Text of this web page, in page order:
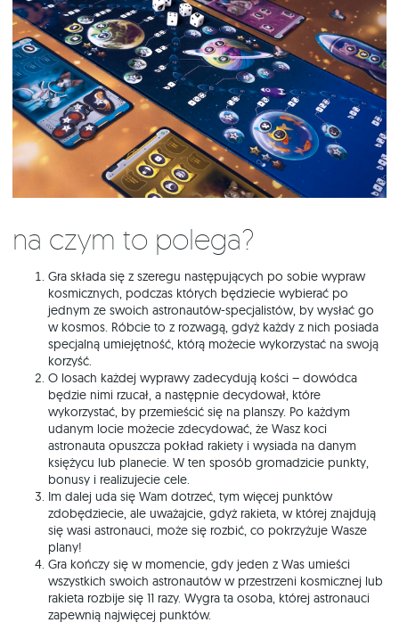
Na czym to polega?
Gra składa się z szeregu następujących po sobie wypraw
kosmicznych, podczas których będziecie wybierać po
jednym ze swoich astronautów-specjalistów, by wysłać go
w kosmos. Róbcie to z rozwagą, gdyż każdy z nich posiada
specjalną umiejętność, którą możecie wykorzystać na swoją
korzyść.
O losach każdej wyprawy zadecydują kości – dowódca
będzie nimi rzucał, a następnie decydował, które
wykorzystać, by przemieścić się na planszy. Po każdym
udanym locie możecie zdecydować, że Wasz koci
astronauta opuszcza pokład rakiety i wysiada na danym
księżycu lub planecie. W ten sposób gromadzicie punkty,
bonusy i realizujecie cele.
Im dalej uda się Wam dotrzeć, tym więcej punktów
zdobędziecie, ale uważajcie, gdyż rakieta, w której znajdują
się wasi astronauci, może się rozbić, co pokrzyżuje Wasze
plany!
Gra kończy się w momencie, gdy jeden z Was umieści
wszystkich swoich astronautów w przestrzeni kosmicznej lub
rakieta rozbije się 11 razy. Wygra ta osoba, której astronauci
zapewnią najwięcej punktów.